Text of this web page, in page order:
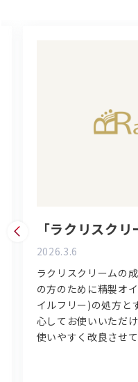
「ラクリスク
2026.3.6
ラクリスクリームの
の方のために精製オ
イルフリー)の処方と
心してお使いいただ
使いやすく改良させ